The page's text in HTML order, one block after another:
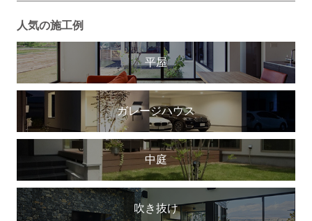
人気の施工例
平屋
ガレージハウス
中庭
吹き抜け